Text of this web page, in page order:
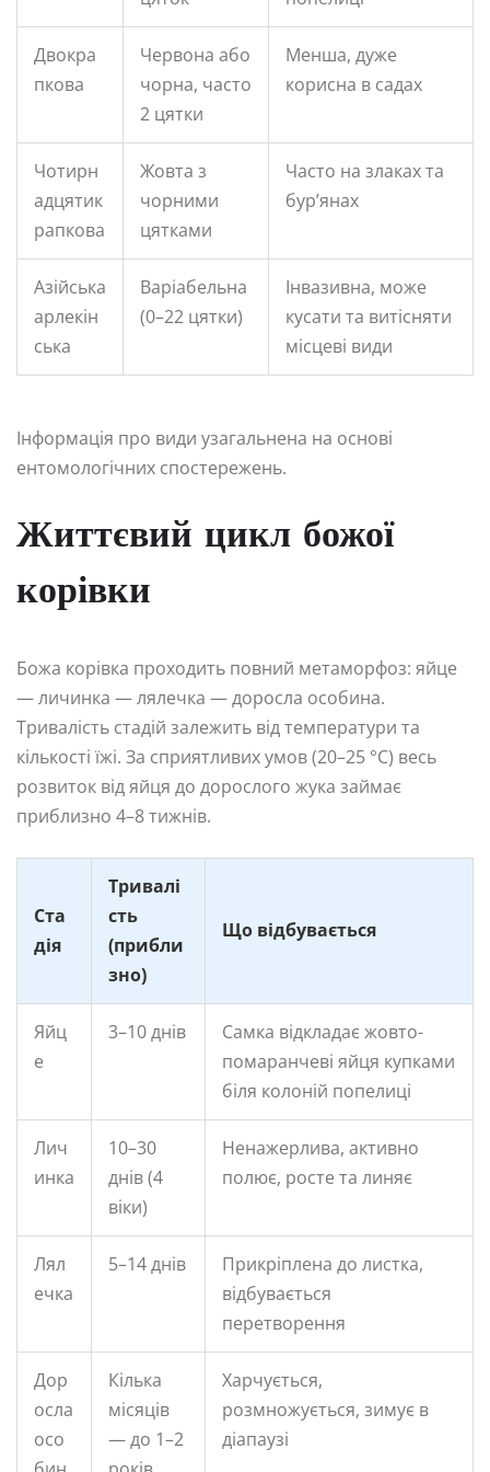
Двокра
пкова
Червона або
чорна, часто
2 цятки
Менша, дуже
корисна в садах
Чотирн
адцятик
рапкова
Жовта з
чорними
цятками
Часто на злаках та
бур’янах
Азійська
арлекін
ська
Варіабельна
(0–22 цятки)
Інвазивна, може
кусати та витісняти
місцеві види
Інформація про види узагальнена на основі
ентомологічних спостережень.
Життєвий цикл божої
корівки
Божа корівка проходить повний метаморфоз: яйце
— личинка — лялечка — доросла особина.
Тривалість стадій залежить від температури та
кількості їжі. За сприятливих умов (20–25 °C) весь
розвиток від яйця до дорослого жука займає
приблизно 4–8 тижнів.
Ста
дія
Тривалі
сть
(прибли
зно)
Що відбувається
Яйц
е
3–10 днів
Самка відкладає жовто-
помаранчеві яйця купками
біля колоній попелиці
Лич
инка
10–30
днів (4
віки)
Ненажерлива, активно
полює, росте та линяє
Лял
ечка
5–14 днів
Прикріплена до листка,
відбувається
перетворення
Дор
осла
осо
Кілька
місяців
— до 1–2
Харчується,
розмножується, зимує в
діапаузі